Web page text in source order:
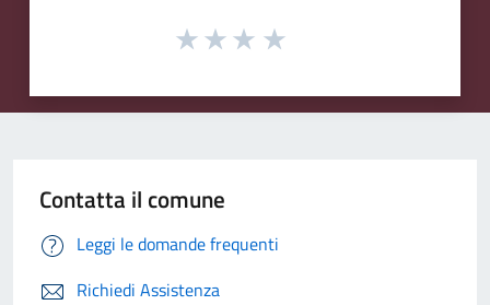
Contatta il comune
Leggi le domande frequenti
Richiedi Assistenza